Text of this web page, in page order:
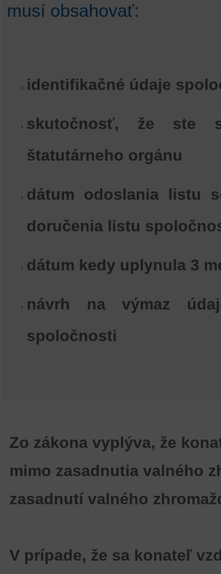
musí obsahovať:
identifikačné údaje
skutočnosť, že ste
štatutárneho orgánu
dátum odoslania listu
doručenia listu
dátum kedy uplynula 3
návrh na výmaz
spoločnosti
Zo zákona vyplýva, že
mimo zasadnutia valného
zasadnutí valného
V prípade, že sa konateľ